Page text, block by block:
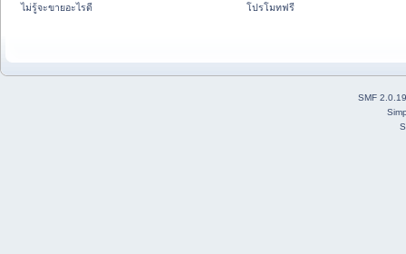
ไม่รู้จะขายอะไรดี
โปรโมทฟรี
SMF 2.0.19